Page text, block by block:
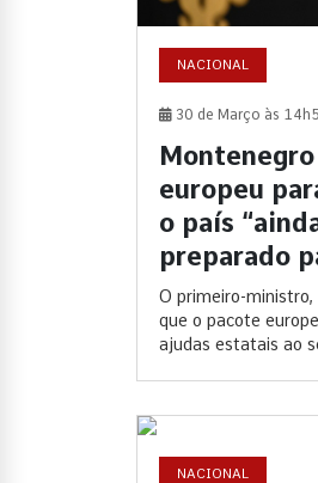
NACIONAL
30 de Março às
europeu
o país
preparado
O primeiro-
que o pacote
ajudas estatais ao
NACIONAL